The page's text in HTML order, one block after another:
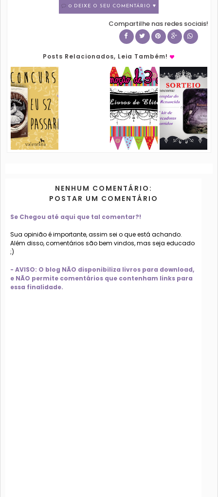
0 DEIXE O SEU COMENTÁRIO ♥
Compartilhe nas redes sociais!
Posts Relacionados, Leia Também!
NENHUM COMENTÁRIO:
POSTAR UM COMENTÁRIO
Se Chegou até aqui que tal comentar?!
Sua opinião é importante, assim sei o que está achando.
Além disso, comentários são bem vindos, mas seja educado
;)
- AVISO: O blog NÃO disponibiliza livros para download,
e NÃO permite comentários que contenham links para
essa finalidade.